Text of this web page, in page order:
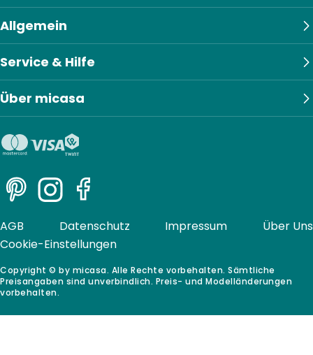
Allgemein
Service & Hilfe
Über micasa
PinterestInstagramFacebook
Copyright © by micasa. Alle Rechte vorbehalten. Sämtliche
Preisangaben sind unverbindlich. Preis- und Modelländerungen
vorbehalten.
AGB Datenschutz Impressum
Über Uns
Cookie-Einstellungen